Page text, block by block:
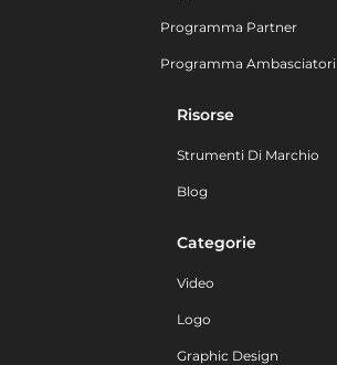
Programma Partner
Programma Ambasciatori
Risorse
Strumenti Di Marchio
Blog
Categorie
Video
Logo
Graphic Design